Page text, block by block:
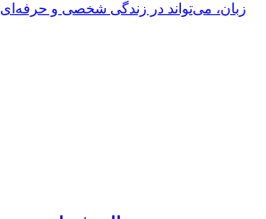
زبان، می‌تواند در زندگی شخصی و حرفه‌ای